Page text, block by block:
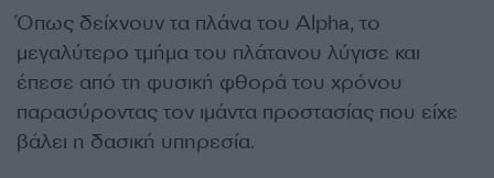
Όπως δείχνουν τα πλάνα του Alpha, το
μεγαλύτερο τμήμα του πλάτανου λύγισε και
έπεσε από τη φυσική φθορά του χρόνου
παρασύροντας τον ιμάντα προστασίας που είχε
βάλει η δασική υπηρεσία.